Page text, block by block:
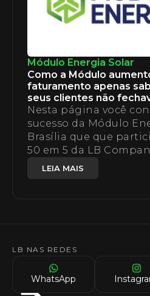
Módulo Energia Solar
Como a Módulo
faturamento apenas
seus clientes não
Nesta página você
sucesso da Módulo
Brasília que que
50 em 5 da LB
LEIA MAIS
LB NAS REDES
WhatsApp